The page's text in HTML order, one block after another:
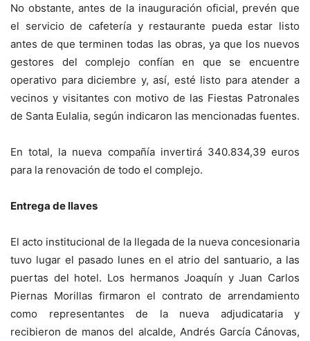
No obstante, antes de la inauguración oficial, prevén que
el servicio de cafetería y restaurante pueda estar listo
antes de que terminen todas las obras, ya que los nuevos
gestores del complejo confían en que se encuentre
operativo para diciembre y, así, esté listo para atender a
vecinos y visitantes con motivo de las Fiestas Patronales
de Santa Eulalia, según indicaron las mencionadas fuentes.
En total, la nueva compañía invertirá 340.834,39 euros
para la renovación de todo el complejo.
Entrega de llaves
El acto institucional de la llegada de la nueva concesionaria
tuvo lugar el pasado lunes en el atrio del santuario, a las
puertas del hotel. Los hermanos Joaquín y Juan Carlos
Piernas Morillas firmaron el contrato de arrendamiento
como representantes de la nueva adjudicataria y
recibieron de manos del alcalde, Andrés García Cánovas,